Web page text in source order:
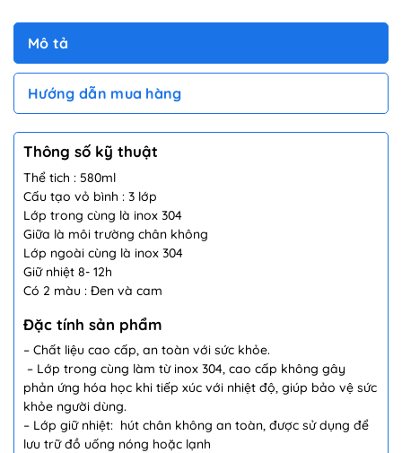
Mô tả
Hướng dẫn mua hàng
Thông số kỹ thuật
Thể tich : 580ml
Cấu tạo vỏ bình : 3 lớp
Lớp trong cùng là inox 304
Giữa là môi trường chân không
Lớp ngoài cùng là inox 304
Giữ nhiệt 8- 12h
Có 2 màu : Đen và cam
Đặc tính sản phẩm
– Chất liệu cao cấp, an toàn với sức khỏe.
– Lớp trong cùng làm từ inox 304, cao cấp không gây
phản ứng hóa học khi tiếp xúc với nhiệt độ, giúp bảo vệ sức
khỏe người dùng.
– Lớp giữ nhiệt: hút chân không an toàn, được sử dụng để
lưu trữ đồ uống nóng hoặc lạnh